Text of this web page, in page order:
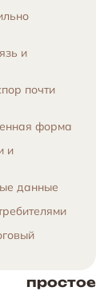
простое
и
почти
форма
и
данные